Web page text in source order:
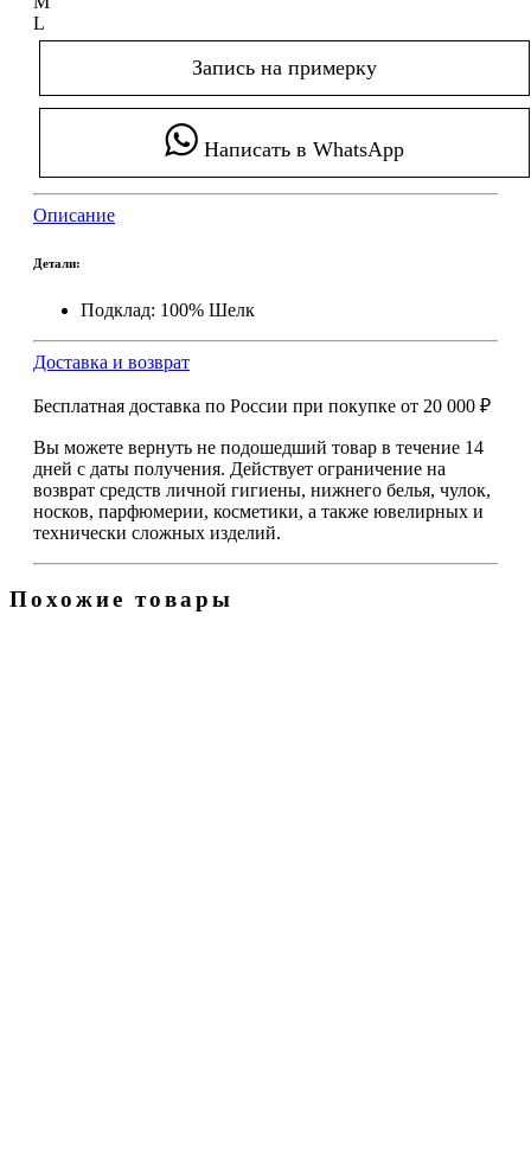
L
Запись на примерку
Написать в WhatsApp
Описание
Детали:
Подклад: 100% Шелк
Доставка и возврат
Бесплатная доставка по России при покупке от 20 000 ₽
Вы можете вернуть не подошедший товар в течение 14
дней с даты получения. Действует ограничение на
возврат средств личной гигиены, нижнего белья, чулок,
носков, парфюмерии, косметики, а также ювелирных и
технически сложных изделий.
Похожие товары